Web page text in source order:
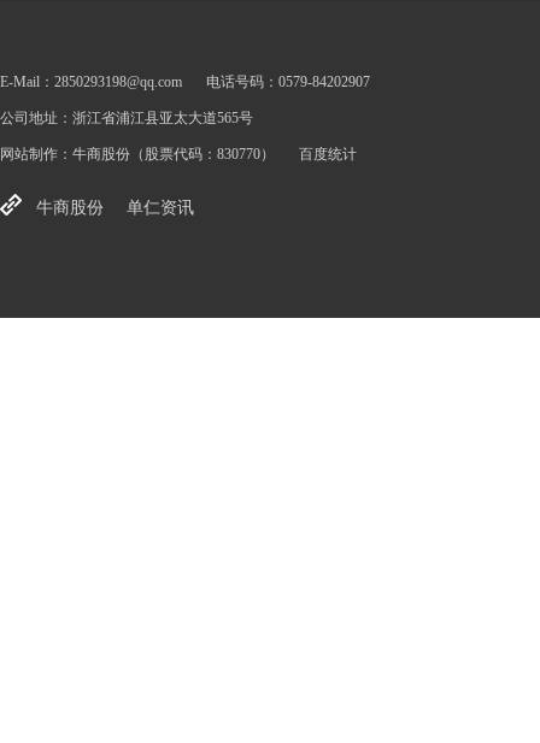
E-Mail：2850293198@qq.com 电话号码：0579-84202907
公司地址：浙江省浦江县亚太大道565号
网站制作： 牛商股份 （股票代码：830770） 百度统计
牛商股份 单仁资讯